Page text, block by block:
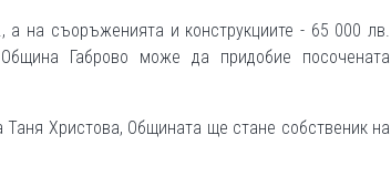
на съоръженията и конструкциите - 65 000 лв.
Габрово може да придобие посочената
Христова, Общината ще стане собственик на